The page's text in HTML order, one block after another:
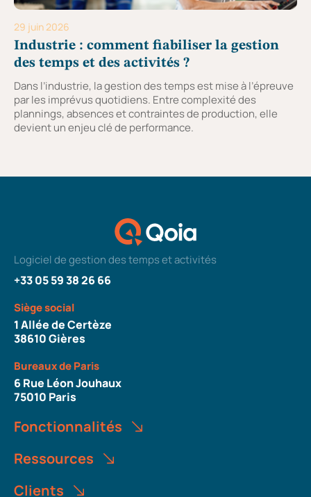
29 juin 2026
Industrie : comment fiabiliser la gestion
des temps et des activités ?
Dans l’industrie, la gestion des temps est mise à l’épreuve
par les imprévus quotidiens. Entre complexité des
plannings, absences et contraintes de production, elle
devient un enjeu clé de performance.
Logiciel de gestion des temps et activités
+33 05 59 38 26 66
Siège social
1 Allée de Certèze
38610 Gières
Bureaux de Paris
6 Rue Léon Jouhaux
75010 Paris
Fonctionnalités
Ressources
Clients